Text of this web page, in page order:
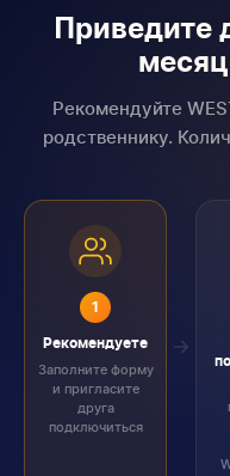
Приведите
Рекомендуйте
родственнику.
1
Рекомендуете
Заполните форму
и пригласите
друга
подключиться